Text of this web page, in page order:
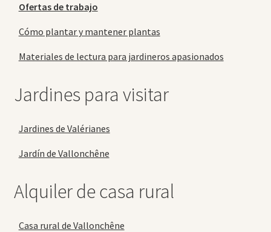
Ofertas de trabajo
Cómo plantar y mantener plantas
Materiales de lectura para jardineros apasionados
Jardines para visitar
Jardines de Valérianes
Jardín de Vallonchêne
Alquiler de casa rural
Casa rural de Vallonchêne